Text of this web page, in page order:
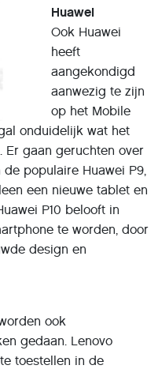
Huawei
Ook Huawei
heeft
aangekondigd
aanwezig te zijn
op het Mobile
onduidelijk wat het
Er gaan geruchten over
populaire Huawei P9,
een nieuwe tablet en
P10 belooft in
te worden, door
design en
ook
gedaan. Lenovo
toestellen in de